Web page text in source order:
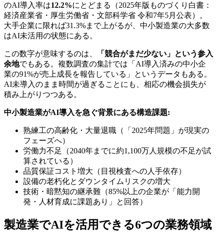
のAI導入率は12.2%にとどまる（2025年版ものづくり白書：
経済産業省・厚生労働省・文部科学省 令和7年5月公表）。
大手企業に限れば31.3%まで上がるが、中小製造業の大多数
はAI未活用の状態にある。
この数字が意味するのは、
「競合がまだ少ない」という参入
余地でもある。複数調査の集計では「AI導入済みの中小企
業の91%が売上成長を報告している」というデータもある。
AI未導入のまま時間が過ぎることにも、相応の機会損失が
積み上がりつつある。
中小製造業がAI導入を急ぐ背景にある構造課題:
熟練工の高齢化・大量退職（「2025年問題」が現実の
フェーズへ）
労働力不足（2040年までに約1,100万人規模の不足が試
算されている）
品質保証コスト増大（目視検査への人手依存）
設備の老朽化とダウンタイムリスクの増大
技術・暗黙知の継承難（85%以上の企業が「能力開
発・人材育成に課題あり」と回答）
製造業でAIを活用できる6つの業務領域